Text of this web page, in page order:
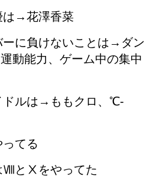
は→花澤香菜
ーに負けないことは→ダン
動能力、ゲーム中の集中
ドルは→ももクロ、℃-
てる
ⅧとⅩをやってた